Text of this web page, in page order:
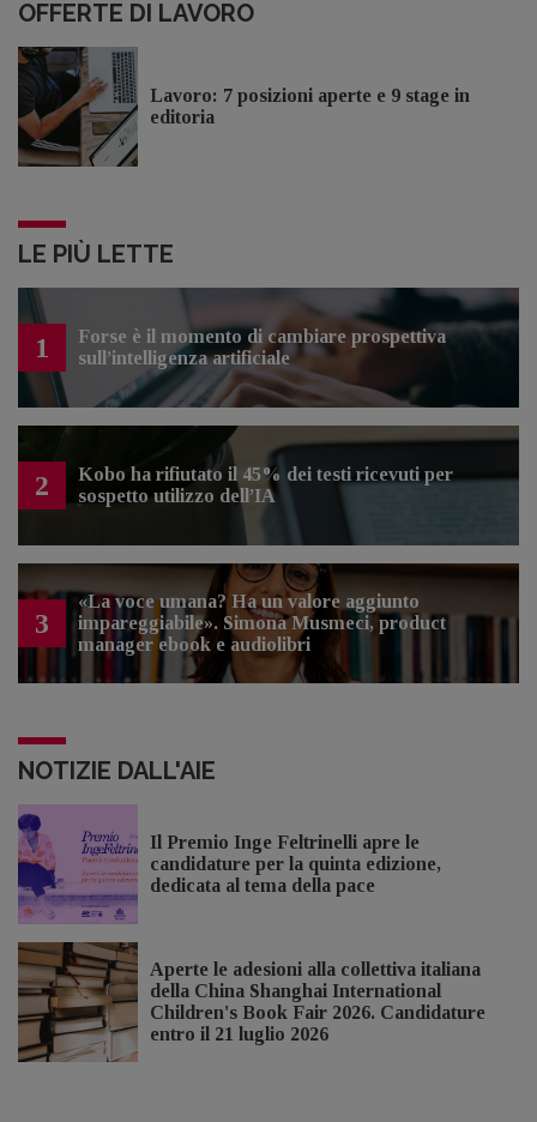
OFFERTE DI LAVORO
Lavoro: 7 posizioni aperte e 9 stage in
editoria
LE PIÙ LETTE
1
Forse è il momento di cambiare prospettiva
sull’intelligenza artificiale
2
Kobo ha rifiutato il 45% dei testi ricevuti per
sospetto utilizzo dell’IA
3
«La voce umana? Ha un valore aggiunto
impareggiabile». Simona Musmeci, product
manager ebook e audiolibri
NOTIZIE DALL'AIE
Il Premio Inge Feltrinelli apre le
candidature per la quinta edizione,
dedicata al tema della pace
Aperte le adesioni alla collettiva italiana
della China Shanghai International
Children's Book Fair 2026. Candidature
entro il 21 luglio 2026